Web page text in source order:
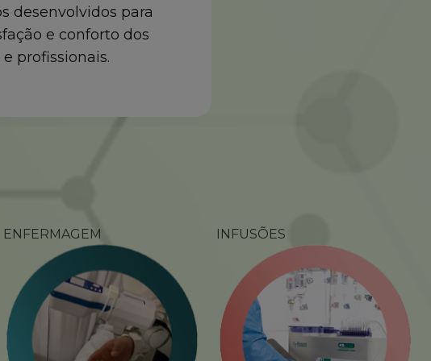
desenvolvidos para
e conforto dos
profissionais.
ENFERMAGEM INFUSÕES